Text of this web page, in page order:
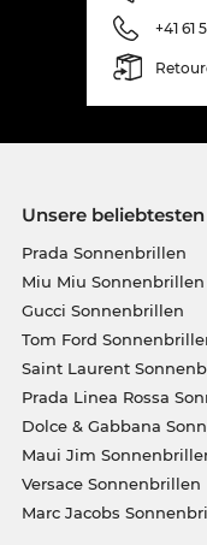
+41 61
Unsere
Prada Sonnenbrillen
Miu Miu Sonnenbrillen
Gucci Sonnenbrillen
Tom Ford
Saint Laurent
Prada Linea Rossa
Dolce & Gabbana
Maui Jim
Versace Sonnenbrillen
Marc Jacobs